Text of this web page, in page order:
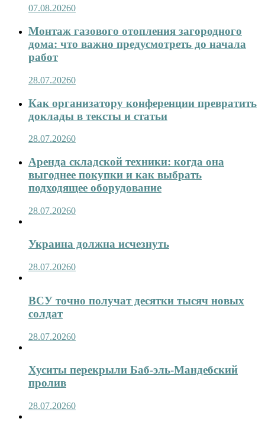
07.08.20260
Монтаж газового отопления загородного
дома: что важно предусмотреть до начала
работ
28.07.20260
Как организатору конференции превратить
доклады в тексты и статьи
28.07.20260
Аренда складской техники: когда она
выгоднее покупки и как выбрать
подходящее оборудование
28.07.20260
Украина должна исчезнуть
28.07.20260
ВСУ точно получат десятки тысяч новых
солдат
28.07.20260
Хуситы перекрыли Баб-эль-Мандебский
пролив
28.07.20260